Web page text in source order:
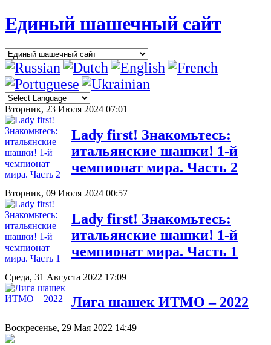
Единый шашечный сайт
Вторник, 23 Июля 2024 07:01
Lady first! Знакомьтесь:
итальянские шашки! 1-й
чемпионат мира. Часть 2
Вторник, 09 Июля 2024 00:57
Lady first! Знакомьтесь:
итальянские шашки! 1-й
чемпионат мира. Часть 1
Среда, 31 Августа 2022 17:09
Лига шашек ИТМО – 2022
Воскресенье, 29 Мая 2022 14:49